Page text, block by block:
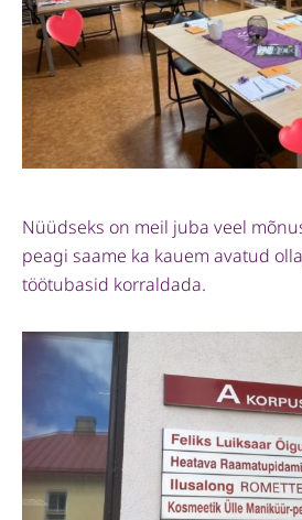
Nüüdseks on meil juba veel
peagi saame ka kauem avatud
töötubasid korraldada.